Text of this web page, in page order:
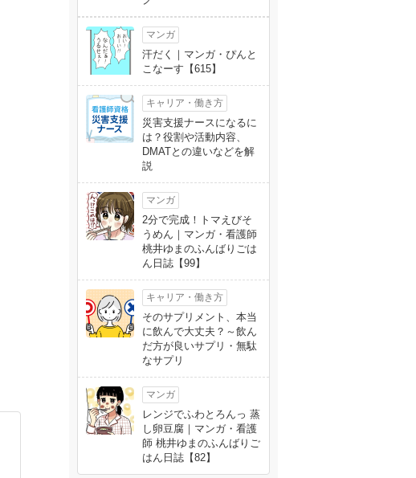
マンガ
汗だく｜マンガ・ぴんと
こなーす【615】
キャリア・働き方
災害支援ナースになるに
は？役割や活動内容、
DMATとの違いなどを解
説
マンガ
2分で完成！トマえびそ
うめん｜マンガ・看護師
桃井ゆまのふんばりごは
ん日誌【99】
キャリア・働き方
そのサプリメント、本当
に飲んで大丈夫？～飲ん
だ方が良いサプリ・無駄
なサプリ
マンガ
レンジでふわとろんっ 蒸
し卵豆腐｜マンガ・看護
師 桃井ゆまのふんばりご
はん日誌【82】